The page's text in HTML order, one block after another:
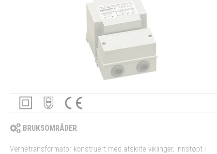
BRUKSOMRÅDER
Vernetransformator konstruert med atskilte viklinger, innstøpt i